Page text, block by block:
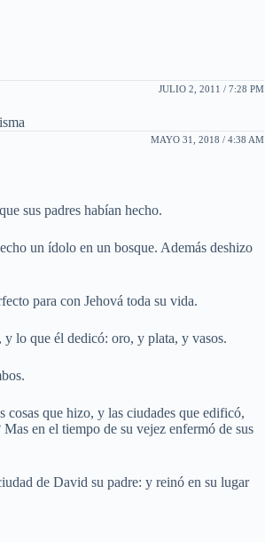
JULIO 2, 2011 / 7:28 PM
MAYO 31, 2018 / 4:38 AM
sus padres habían hecho.
un ídolo en un bosque. Además deshizo
para con Jehová toda su vida.
y lo que él dedicó: oro, y plata, y vasos.
cosas que hizo, y las ciudades que edificó,
en el tiempo de su vejez enfermó de sus
de David su padre: y reinó en su lugar